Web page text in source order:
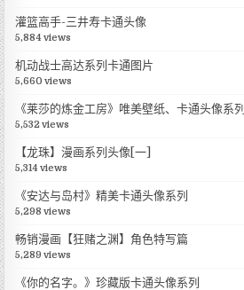
灌篮高手-三井寿卡通头像
5,884 views
机动战士高达系列卡通图片
5,660 views
《莱莎的炼金工房》唯美壁纸、卡通头像系列
5,532 views
【龙珠】漫画系列头像[一]
5,314 views
《安达与岛村》精美卡通头像系列
5,298 views
畅销漫画【狂赌之渊】角色特写篇
5,289 views
《你的名字。》珍藏版卡通头像系列